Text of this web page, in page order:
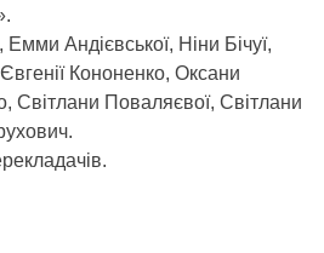
Андієвської, Ніни Бічуї,
Кононенко, Оксани
Світлани Поваляєвої, Світлани